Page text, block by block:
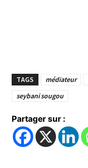
TAGS médiateur
seybani sougou
Partager sur :